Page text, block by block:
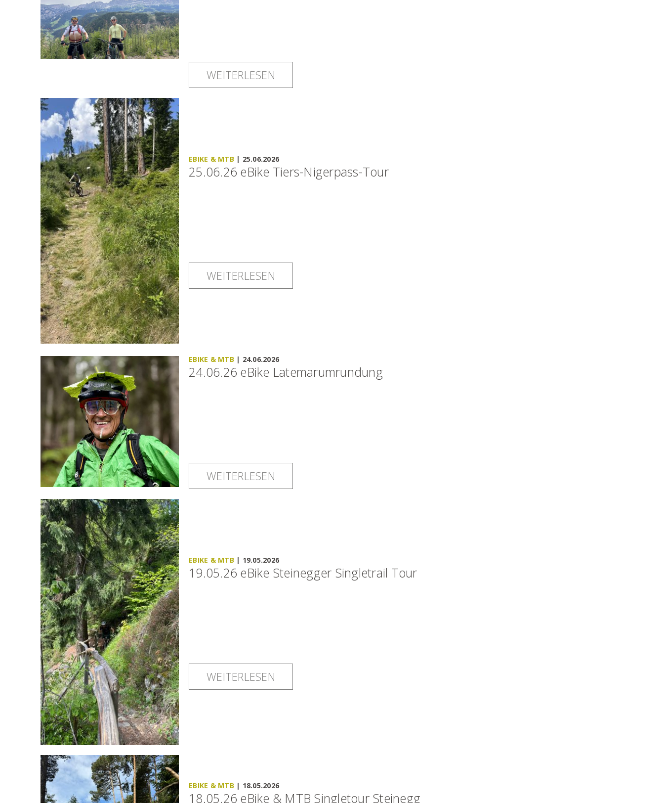
WEITERLESEN
EBIKE & MTB | 25.06.2026
25.06.26 eBike Tiers-Nigerpass-Tour
WEITERLESEN
EBIKE & MTB | 24.06.2026
24.06.26 eBike Latemarumrundung
WEITERLESEN
EBIKE & MTB | 19.05.2026
19.05.26 eBike Steinegger Singletrail Tour
WEITERLESEN
EBIKE & MTB | 18.05.2026
18.05.26 eBike & MTB Singletour Steinegg